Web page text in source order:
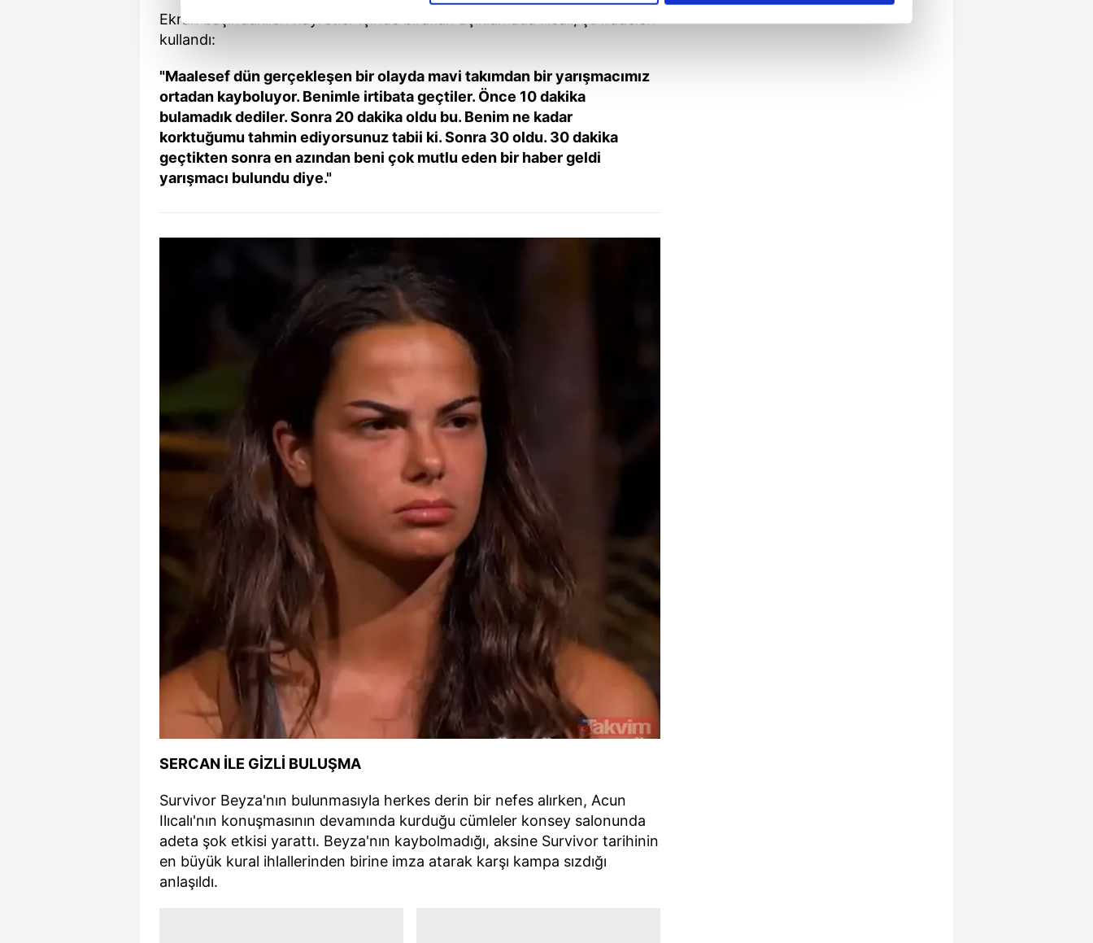
Sizlere daha iyi bir hizmet sunabilmek için İnternet Sitemizde kendimize ve üçüncü kişilere ait çerezler kullanılmaktadır. Bu
çerezler vasıtasıyla çeşitli kişisel verileriniz işlenmekte olup gerekli olan çerezler bilgi toplumu hizmetlerinin sunulması
amacıyla kullanılmaktadır. Diğer çerezler, sitemizin daha işlevsel kılınması ve kişiselleştirilmesi ve sizlere yönelik
reklam/pazarlama faaliyetlerinin yapılması, amaçlarıyla sınırlı olarak açık rızanız dahilinde kullanılacaktır.
Çerezlere ilişkin tercihlerinizi aşağıda yer alan panel vasıtasıyla belirleyebilirsiniz. Çerezlere ilişkin detaylı bilgi için Ayarlar
butonuna tıklayabilir,Çerez Bilgilendirme Metnimiziziyaret edebilirsiniz.
Ekran başındakileri hayretler içinde bırakan açıklamada Ilıcalı, şu ifadeleri
kullandı:
"Maalesef dün gerçekleşen bir olayda mavi takımdan bir yarışmacımız
ortadan kayboluyor. Benimle irtibata geçtiler. Önce 10 dakika
bulamadık dediler. Sonra 20 dakika oldu bu. Benim ne kadar
korktuğumu tahmin ediyorsunuz tabii ki. Sonra 30 oldu. 30 dakika
geçtikten sonra en azından beni çok mutlu eden bir haber geldi
yarışmacı bulundu diye."
SERCAN İLE GİZLİ BULUŞMA
Survivor Beyza'nın bulunmasıyla herkes derin bir nefes alırken, Acun
Ilıcalı'nın konuşmasının devamında kurduğu cümleler konsey salonunda
adeta şok etkisi yarattı. Beyza'nın kaybolmadığı, aksine Survivor tarihinin
en büyük kural ihlallerinden birine imza atarak karşı kampa sızdığı
anlaşıldı.